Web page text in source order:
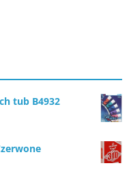
tub B4932